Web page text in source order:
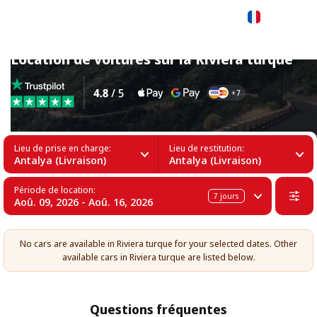
Location de voitures sur la Riviera turque
Lieu de prise en charge:
Antalya (Livraison)
Lieu de restitution:
Antalya (Livraison)
Période de location:
Aoû. 09, 2026 - Aoû. 16, 2026 7 jours
No cars are available in Riviera turque for your selected dates. Other
available cars in Riviera turque are listed below.
Questions fréquentes